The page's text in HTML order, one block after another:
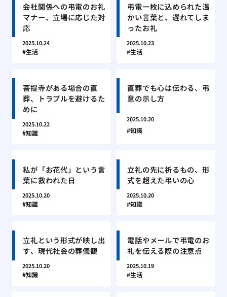
会社関係への弔電のお礼
マナー、立場に応じた対
応
2025.10.24
生活
弔電一枚に込められた温
かい言葉と、遅れてしま
ったお礼
2025.10.23
生活
菩提寺がある場合の直
葬、トラブルを避けるた
めに
2025.10.22
知識
直葬でも心は伝わる、弔
意の示し方
2025.10.20
知識
私が「お花代」という言
葉に救われた日
2025.10.20
知識
立礼の先に祈るもの、形
式を超えた弔いの心
2025.10.20
知識
立礼という形式が映し出
す、現代社会の葬儀観
2025.10.20
知識
電話やメールで弔電のお
礼を伝える際の注意点
2025.10.19
生活